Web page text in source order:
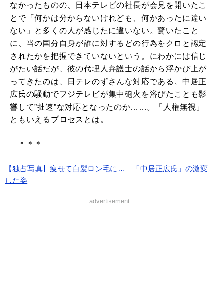
なかったものの、日本テレビの社長が会見を開いたこ
とで「何かは分からないけれども、何かあったに違い
ない」と多くの人が感じたに違いない。驚いたこと
に、当の国分自身が誰に対するどの行為をクロと認定
されたかを把握できていないという。にわかには信じ
がたい話だが、彼の代理人弁護士の話から浮かび上が
ってきたのは、日テレのずさんな対応である。中居正
広氏の騒動でフジテレビが集中砲火を浴びたことも影
響して”拙速”な対応となったのか……。「人権無視」
ともいえるプロセスとは。
＊＊＊
【独占写真】痩せて白髪ロン毛に… 「中居正広氏」の激変
した姿
advertisement